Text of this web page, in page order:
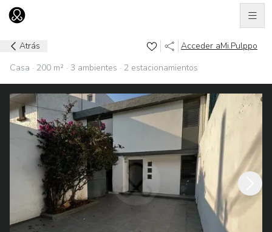
Ir al home
Atrás Acceder aMi.Pulppo
Casa · 200 m² · 3 ambientes · 2 estacionamientos